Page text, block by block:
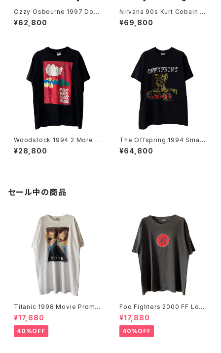
Ozzy Osbourne 1997 Dov
e's Revenge Band Tee
¥62,800
Nirvana 90s Kurt Cobain E
uro Bootleg Band Tee
¥69,800
Woodstock 1994 2 More D
ays Of Peace & Music Ban
d Tee
¥28,800
The Offspring 1994 Smas
h Band Tee
¥64,800
セール中の商品
Titanic 1998 Movie Promo
Tee White
¥17,880
40%OFF
Foo Fighters 2000 FF Log
o Band Tee
¥17,880
40%OFF